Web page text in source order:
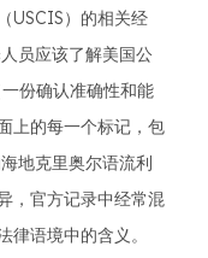
USCIS）的相关经
员应该了解美国公
份确认准确性和能
上的每一个标记，包
地克里奥尔语流利
，官方记录中经常混
语境中的含义。